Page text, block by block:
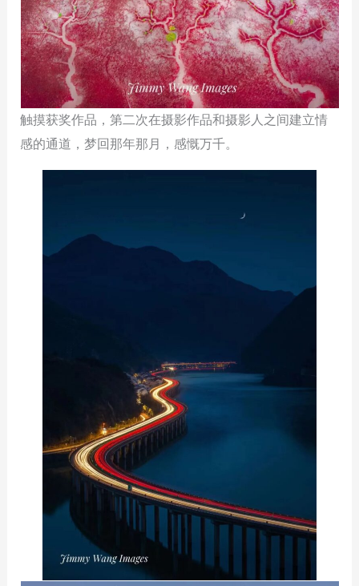
触摸获奖作品，第二次在摄影作品和摄影人之间建立情
感的通道，梦回那年那月，感慨万千。